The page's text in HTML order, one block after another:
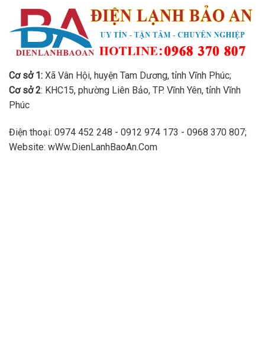
Cơ sở 1: Xã Vân Hội, huyện Tam Dương, tỉnh Vĩnh Phúc;
Cơ sở 2: KHC15, phường Liên Bảo, TP. Vĩnh Yên, tỉnh Vĩnh
Phúc
Điện thoại: 0974 452 248 - 0912 974 173 - 0968 370 807;
Website: wWw.DienLanhBaoAn.Com